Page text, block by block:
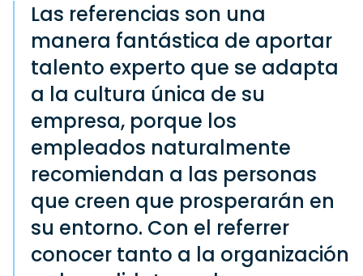
Las referencias son una
manera fantástica de aportar
talento experto que se adapta
a la cultura única de su
empresa, porque los
empleados naturalmente
recomiendan a las personas
que creen que prosperarán en
su entorno. Con el referrer
conocer tanto a la organización